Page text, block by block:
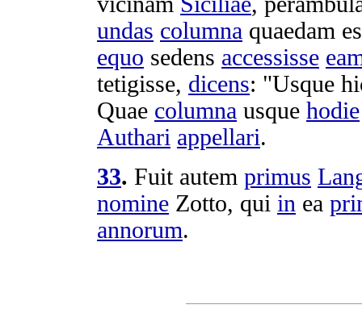
undas columna quaedam
equo sedens accessisse
tetigisse, dicens: "Usque
Quae columna usque hodie
Authari appellari.
33. Fuit autem primus
nomine Zotto, qui in ea
annorum.